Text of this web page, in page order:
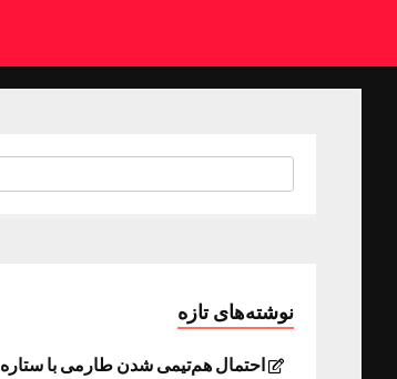
نوشته‌های تازه
احتمال هم‌تیمی شدن طارمی با ستاره